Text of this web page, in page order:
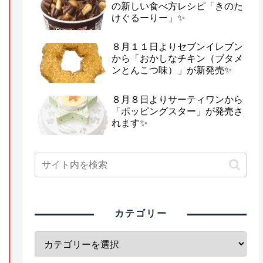
の新しい食べ方レシピ「きのた
けぐるーりー」✨
８月１１日よりセブンイレブン
から「おかしなチキン（ブタメ
ンとんこつ味）」が新発売✨
８月８日よりサーティワンから
「ポッピングスター」が発売さ
れます✨
カテゴリー